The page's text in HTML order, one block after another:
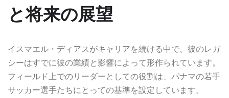
と将来の展望
イスマエル・ディアスがキャリアを続ける中で、彼のレガ
シーはすでに彼の業績と影響によって形作られています。
フィールド上でのリーダーとしての役割は、パナマの若手
サッカー選手たちにとっての基準を設定しています。